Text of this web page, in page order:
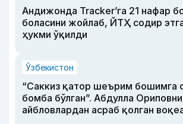
Андижонда Tracker’га 21 нафар
боласини жойлаб, ЙТҲ содир
ҳукми ўқилди
Ўзбекистон
“Саккиз қатор шеърим бошимга
бомба бўлган”. Абдулла
айбловлардан асраб қолган